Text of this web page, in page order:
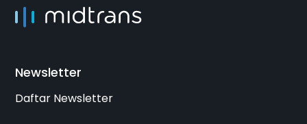
Newsletter
Daftar Newsletter